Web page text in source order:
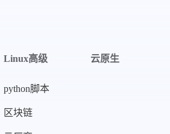
Linux高级
python脚本
区块链
云原生